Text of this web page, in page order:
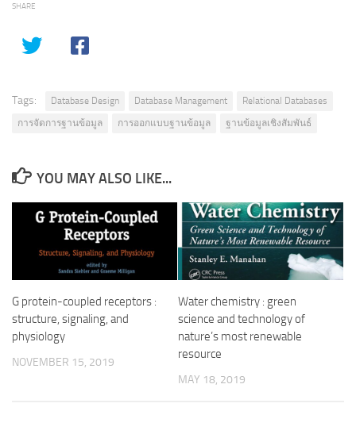
SHARE
Tags: Database Design Database Management
Relational Databases
การจัดการฐานข้อมูล
การออกแบบฐานข้อมูล ฐานข้อมูลเชิงสัมพันธ์
YOU MAY ALSO LIKE...
G protein-coupled receptors :
structure, signaling, and
physiology
NOVEMBER 15, 2019
Water chemistry : green
science and technology of
nature’s most renewable
resource
MAY 18, 2019